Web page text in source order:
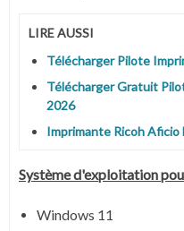
LIRE AUSSI
Télécharger Pilote
Télécharger Gratuit
2026
Imprimante Ricoh
Systèmed'exploitation
Windows 11